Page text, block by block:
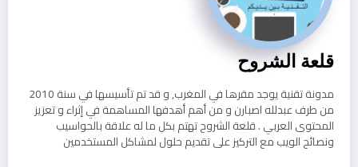
قلعة الشروح
مدونة تقنية يوجد مقرها في المغرب, و قد تم تأسيسها في سنة 2010
من طرف عبدلله اصبارن و من أهم أهدفها المساهمة في إثراء و تعزيز
المحتوى العربي . قلعة الشروح تهتم بكل ما له علاقة بالحواسيب
ونصائح الويب مع التركيز على تقديم حلول لمشاكل المستخدمين